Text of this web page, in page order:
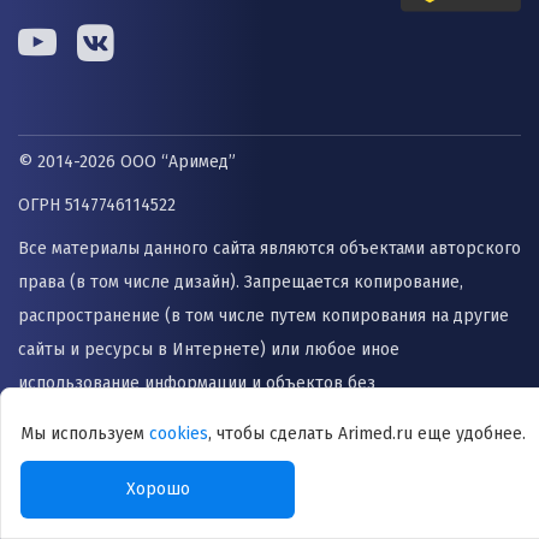
© 2014-2026 ООО “Аримед”
ОГРН 5147746114522
Все материалы данного сайта являются объектами авторского
права (в том числе дизайн). Запрещается копирование,
распространение (в том числе путем копирования на другие
сайты и ресурсы в Интернете) или любое иное
использование информации и объектов без
может быть использована для назначения лечения и
постановки диагноза.
Мы используем cookies, чтобы сделать Arimed.ru еще удобнее.
Хорошо